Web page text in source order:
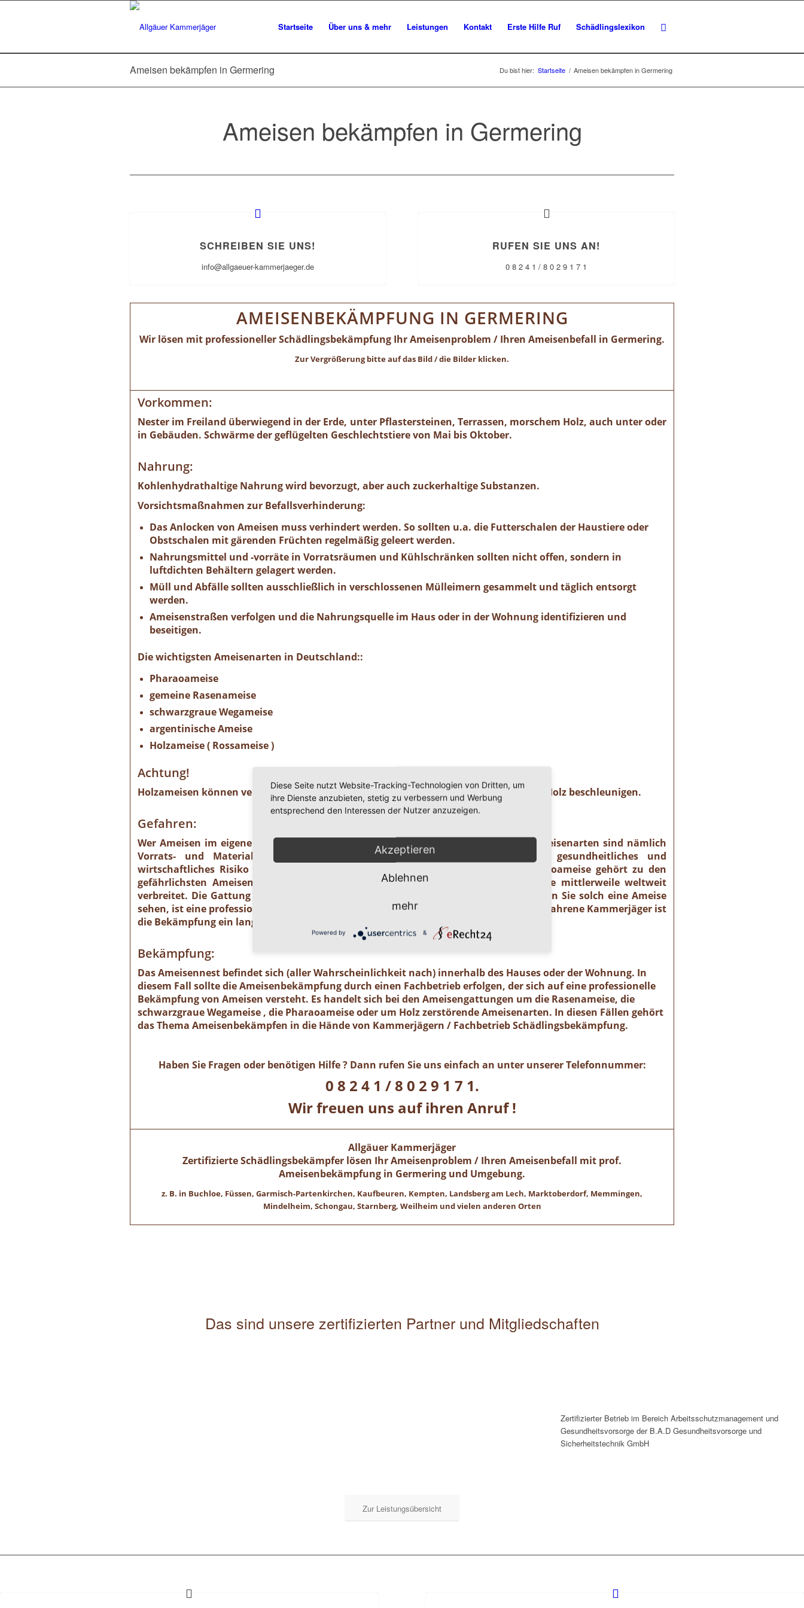
Startseite Über uns & mehr Leistungen Kontakt Erste Hilfe Ruf Schädlingslexikon
Ameisen bekämpfen in Germering Du bist hier: Startseite / Ameisen bekämpfen in Germering
Ameisen bekämpfen in Germering
SCHREIBEN SIE UNS!
info@allgaeuer-kammerjaeger.de
RUFEN SIE UNS AN!
0 8 2 4 1 / 8 0 2 9 1 7 1
AMEISENBEKÄMPFUNG IN GERMERING
Wir lösen mit professioneller Schädlingsbekämpfung Ihr Ameisenproblem / Ihren Ameisenbefall in Germering.
Zur Vergrößerung bitte auf das Bild / die Bilder klicken.
Vorkommen:
Nester im Freiland überwiegend in der Erde, unter Pflastersteinen, Terrassen, morschem Holz, auch unter oder
in Gebäuden. Schwärme der geflügelten Geschlechtstiere von Mai bis Oktober.
Nahrung:
Kohlenhydrathaltige Nahrung wird bevorzugt, aber auch zuckerhaltige Substanzen.
Vorsichtsmaßnahmen zur Befallsverhinderung:
Das Anlocken von Ameisen muss verhindert werden. So sollten u.a. die Futterschalen der Haustiere oder
Obstschalen mit gärenden Früchten regelmäßig geleert werden.
Nahrungsmittel und -vorräte in Vorratsräumen und Kühlschränken sollten nicht offen, sondern in
luftdichten Behältern gelagert werden.
Müll und Abfälle sollten ausschließlich in verschlossenen Mülleimern gesammelt und täglich entsorgt
werden.
Ameisenstraßen verfolgen und die Nahrungsquelle im Haus oder in der Wohnung identifizieren und
beseitigen.
Die wichtigsten Ameisenarten in Deutschland::
Pharaoameise
gemeine Rasenameise
schwarzgraue Wegameise
argentinische Ameise
Holzameise ( Rossameise )
Achtung!
Holzameisen können verbautes Holz schädigen und den Verfall von vorgeschädigtem Holz beschleunigen.
Gefahren:
Wer Ameisen im eigenen Heim entdeckt, sollte die Gefahr ernst nehmen. Einige Ameisenarten sind nämlich
Vorrats- und Materialschädlinge, von denen ein nicht zu unterschätzendes gesundheitliches und
wirtschaftliches Risiko ausgehen kann wie z. B. von der Pharaoameise. Die Pharaoameise gehört zu den
gefährlichsten Ameisenarten überhaupt. Ursprünglich in Indien beheimatet, ist sie mittlerweile weltweit
verbreitet. Die Gattung ist verhältnismäßig klein und sieht bernsteingelb aus. Sollten Sie solch eine Ameise
sehen, ist eine professionelle Schädlingsbekämpfung absolut notwendig! Selbst für erfahrene Kammerjäger ist
die Bekämpfung ein langwieriger Prozess ( ca. 6 Monate dauert die Bekämpfungszeit ).
Bekämpfung:
Das Ameisennest befindet sich (aller Wahrscheinlichkeit nach) innerhalb des Hauses oder der Wohnung. In
diesem Fall sollte die Ameisenbekämpfung durch einen Fachbetrieb erfolgen, der sich auf eine professionelle
Bekämpfung von Ameisen versteht. Es handelt sich bei den Ameisengattungen um die Rasenameise, die
schwarzgraue Wegameise , die Pharaoameise oder um Holz zerstörende Ameisenarten. In diesen Fällen gehört
das Thema Ameisenbekämpfen in die Hände von Kammerjägern / Fachbetrieb Schädlingsbekämpfung.
Haben Sie Fragen oder benötigen Hilfe ? Dann rufen Sie uns einfach an unter unserer Telefonnummer:
0 8 2 4 1 / 8 0 2 9 1 7 1.
Wir freuen uns auf ihren Anruf !
Allgäuer Kammerjäger
Zertifizierte Schädlingsbekämpfer lösen Ihr Ameisenproblem / Ihren Ameisenbefall mit prof.
Ameisenbekämpfung in Germering und Umgebung.
z. B. in Buchloe, Füssen, Garmisch-Partenkirchen, Kaufbeuren, Kempten, Landsberg am Lech, Marktoberdorf, Memmingen,
Mindelheim, Schongau, Starnberg, Weilheim und vielen anderen Orten
Das sind unsere zertifizierten Partner und Mitgliedschaften
Zertifizierter Betrieb im Bereich Arbeitsschutzmanagement und
Gesundheitsvorsorge der B.A.D Gesundheitsvorsorge und
Sicherheitstechnik GmbH
Zur Leistungsübersicht
Diese Seite nutzt Website-Tracking-Technologien von Dritten, um
ihre Dienste anzubieten, stetig zu verbessern und Werbung
entsprechend den Interessen der Nutzer anzuzeigen.
Akzeptieren
Ablehnen
mehr
Powered by &